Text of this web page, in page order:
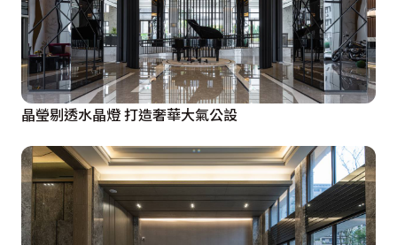
晶瑩剔透水晶燈 打造奢華大氣公設